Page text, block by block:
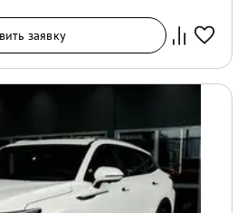
заявку